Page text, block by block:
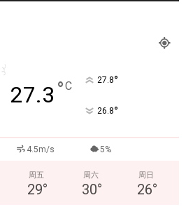
27.3 °C 27.8°
26.8°
4.5m/s 5%
周五
29°
周六
30°
周日
26°